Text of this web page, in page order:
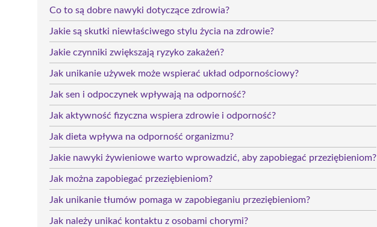
Co to są dobre nawyki dotyczące zdrowia?
Jakie są skutki niewłaściwego stylu życia na zdrowie?
Jakie czynniki zwiększają ryzyko zakażeń?
Jak unikanie używek może wspierać układ odpornościowy?
Jak sen i odpoczynek wpływają na odporność?
Jak aktywność fizyczna wspiera zdrowie i odporność?
Jak dieta wpływa na odporność organizmu?
Jakie nawyki żywieniowe warto wprowadzić, aby zapobiegać przeziębieniom?
Jak można zapobiegać przeziębieniom?
Jak unikanie tłumów pomaga w zapobieganiu przeziębieniom?
Jak należy unikać kontaktu z osobami chorymi?